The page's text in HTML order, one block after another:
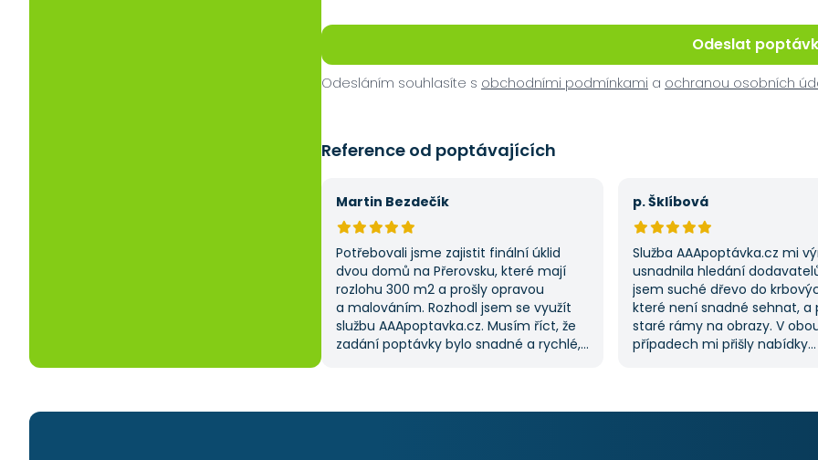
Odeslat
Odesláním souhlasíte s obchodními podmínkami a ochranou osobních
Reference od poptávajících
Martin Bezdečík
Potřebovali jsme zajistit finální úklid
dvou domů na Přerovsku, které mají
rozlohu 300 m2 a prošly opravou
a malováním. Rozhodl jsem se využít
službu AAApoptavka.cz. Musím říct, že
zadání poptávky bylo snadné a rychlé,
a AAApoptavka.cz mi tuto výhodu
p. Šklíbová
Služba AAApoptávka.cz mi
usnadnila hledání
jsem suché dřevo do
které není snadné sehnat, a
staré rámy na obrazy. V
případech mi přišly nabídky
na ni ráda obrátím, když